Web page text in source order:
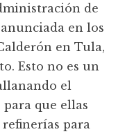
de
en los
en Tula,
Esto no es un
el
que ellas
refinerías para